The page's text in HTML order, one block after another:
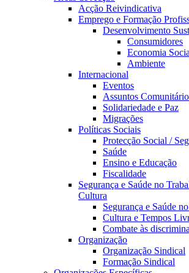
Acção Reivindicativa
Emprego e Formação
Desenvolvimento
Consumidores
Economia
Ambiente
Internacional
Eventos
Assuntos
Solidariedade e Paz
Migrações
Políticas Sociais
Protecção Social /
Saúde
Ensino e Educação
Fiscalidade
Segurança e Saúde no
Cultura
Segurança e Saúde
Cultura e Tempos
Combate às
Organização
Organização Sindical
Formação Sindical